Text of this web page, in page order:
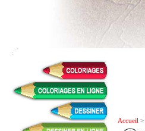
Accueil >